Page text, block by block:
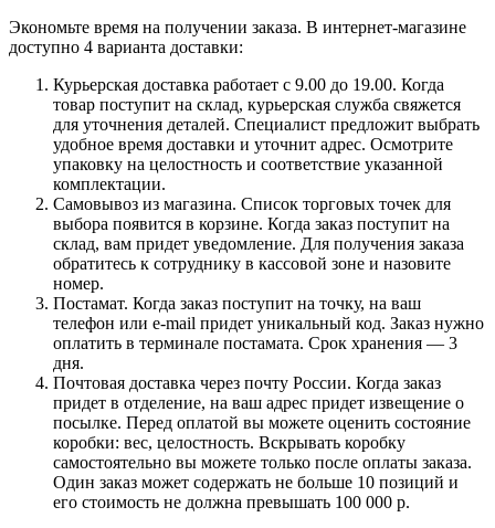
Экономьте время на получении заказа. В интернет-магазине
доступно 4 варианта доставки:
Курьерская доставка работает с 9.00 до 19.00. Когда
товар поступит на склад, курьерская служба свяжется
для уточнения деталей. Специалист предложит выбрать
удобное время доставки и уточнит адрес. Осмотрите
упаковку на целостность и соответствие указанной
комплектации.
Самовывоз из магазина. Список торговых точек для
выбора появится в корзине. Когда заказ поступит на
склад, вам придет уведомление. Для получения заказа
обратитесь к сотруднику в кассовой зоне и назовите
номер.
Постамат. Когда заказ поступит на точку, на ваш
телефон или e-mail придет уникальный код. Заказ нужно
оплатить в терминале постамата. Срок хранения — 3
дня.
Почтовая доставка через почту России. Когда заказ
придет в отделение, на ваш адрес придет извещение о
посылке. Перед оплатой вы можете оценить состояние
коробки: вес, целостность. Вскрывать коробку
самостоятельно вы можете только после оплаты заказа.
Один заказ может содержать не больше 10 позиций и
его стоимость не должна превышать 100 000 р.